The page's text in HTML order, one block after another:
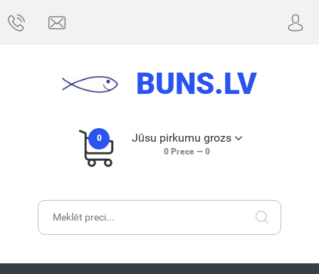
BUNS.LV
0 Jūsu pirkumu grozs
0Prece — 0